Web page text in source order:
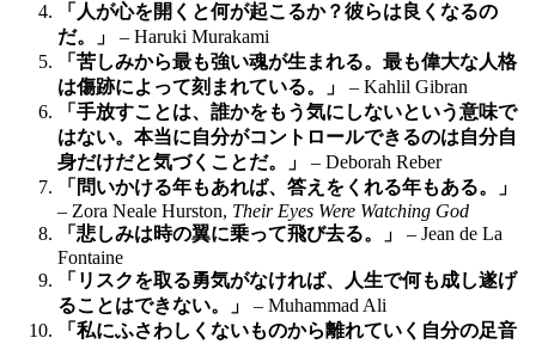
「人が心を開くと何が起こるか？彼らは良くなるの
だ。」
– Haruki Murakami
「苦しみから最も強い魂が生まれる。最も偉大な人格
は傷跡によって刻まれている。」
– Kahlil Gibran
「手放すことは、誰かをもう気にしないという意味で
はない。本当に自分がコントロールできるのは自分自
身だけだと気づくことだ。」
– Deborah Reber
「問いかける年もあれば、答えをくれる年もある。」
– Zora Neale Hurston, Their Eyes Were Watching God
「悲しみは時の翼に乗って飛び去る。」
– Jean de La
Fontaine
「リスクを取る勇気がなければ、人生で何も成し遂げ
ることはできない。」
– Muhammad Ali
「私にふさわしくないものから離れていく自分の足音